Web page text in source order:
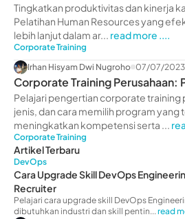
Perusahaan
Tingkatkan produktivitas dan kinerja
Pelatihan Human Resources yang
lebih lanjut dalam ar... read more ....
Corporate Training
Irhan Hisyam Dwi Nugroho 07/07/2023
Corporate Training Perusahaan:
Manfaat
Pelajari pengertian corporate training
jenis, dan cara memilih program yang
meningkatkan kompetensi serta ...
Corporate Training
Artikel Terbaru
DevOps
Cara Upgrade Skill DevOps
Recruiter
Pelajari cara upgrade skill DevOps
dibutuhkan industri dan skill pentin... read